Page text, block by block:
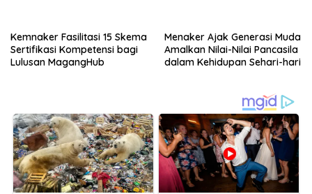
Kemnaker Fasilitasi 15 Skema
Sertifikasi Kompetensi bagi
Lulusan MagangHub
Menaker Ajak Generasi Muda
Amalkan Nilai-Nilai Pancasila
dalam Kehidupan Sehari-hari